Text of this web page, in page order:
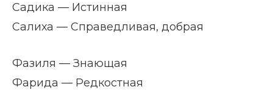
Садика — Истинная
Салиха — Справедливая, добрая
Фазиля — Знающая
Фарида — Редкостная